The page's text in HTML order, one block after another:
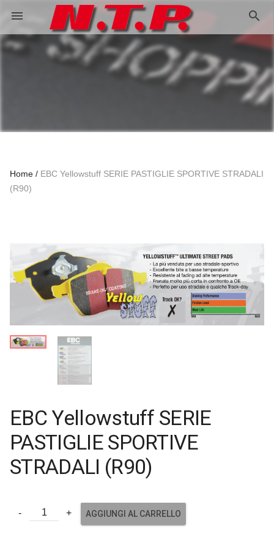
menu search
Home
EBC Yellowstuff SERIE PASTIGLIE SPORTIVE STRADALI
(R90)
EBC Yellowstuff SERIE
PASTIGLIE SPORTIVE
STRADALI (R90)
AGGIUNGI AL CARRELLO